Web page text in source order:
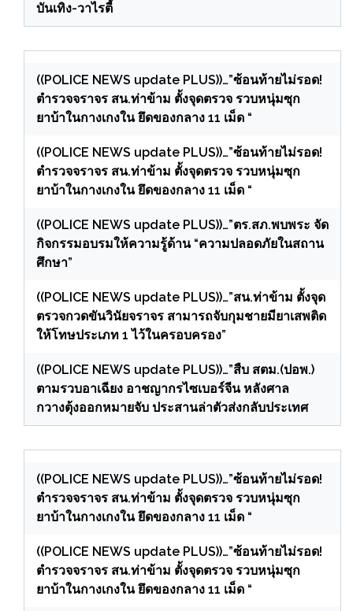
บันเทิง-วาไรตี้
((POLICE NEWS update PLUS))…”ซ้อนท้ายไม่รอด!
ตำรวจจราจร สน.ท่าข้าม ตั้งจุดตรวจ รวบหนุ่มซุก
ยาบ้าในกางเกงใน ยึดของกลาง 11 เม็ด “
((POLICE NEWS update PLUS))…”ซ้อนท้ายไม่รอด!
ตำรวจจราจร สน.ท่าข้าม ตั้งจุดตรวจ รวบหนุ่มซุก
ยาบ้าในกางเกงใน ยึดของกลาง 11 เม็ด “
((POLICE NEWS update PLUS))…”ตร.สภ.พบพระ จัด
กิจกรรมอบรมให้ความรู้ด้าน “ความปลอดภัยในสถาน
ศึกษา”
((POLICE NEWS update PLUS))…”สน.ท่าข้าม ตั้งจุด
ตรวจกวดขันวินัยจราจร สามารถจับกุมชายมียาเสพติด
ให้โทษประเภท 1 ไว้ในครอบครอง”
((POLICE NEWS update PLUS))…”สืบ สตม.(ปอพ.)
ตามรวบอาเฉียง อาชญากรไซเบอร์จีน หลังศาล
กวางตุ้งออกหมายจับ ประสานล่าตัวส่งกลับประเทศ
((POLICE NEWS update PLUS))…”ซ้อนท้ายไม่รอด!
ตำรวจจราจร สน.ท่าข้าม ตั้งจุดตรวจ รวบหนุ่มซุก
ยาบ้าในกางเกงใน ยึดของกลาง 11 เม็ด “
((POLICE NEWS update PLUS))…”ซ้อนท้ายไม่รอด!
ตำรวจจราจร สน.ท่าข้าม ตั้งจุดตรวจ รวบหนุ่มซุก
ยาบ้าในกางเกงใน ยึดของกลาง 11 เม็ด “